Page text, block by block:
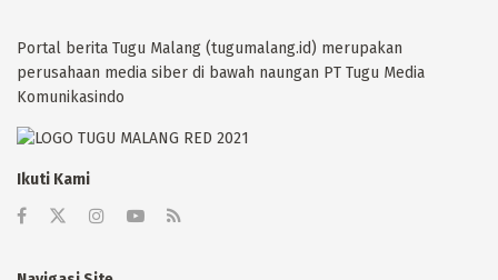
Portal berita Tugu Malang (tugumalang.id) merupakan
perusahaan media siber di bawah naungan PT Tugu Media
Komunikasindo
Ikuti Kami